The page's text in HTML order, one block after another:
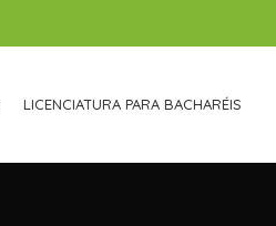
LICENCIATURA PARA BACHARÉIS